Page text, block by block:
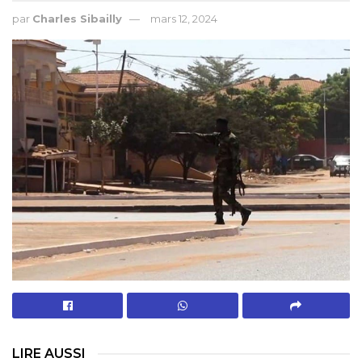
par Charles Sibailly mars 12, 2024
LIRE AUSSI